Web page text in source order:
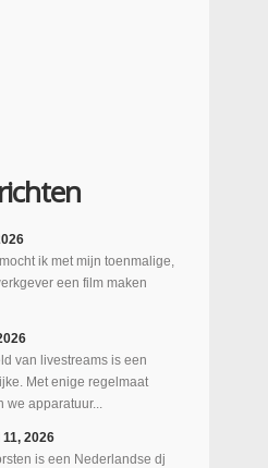
ik met mijn toenmalige,
een film maken
van livestreams is een
Met enige regelmaat
we apparatuur...
2026
is een Nederlandse dj